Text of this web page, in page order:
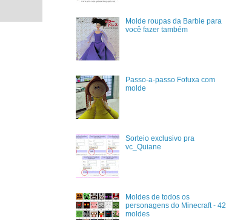
Molde roupas da Barbie para
você fazer também
Passo-a-passo Fofuxa com
molde
Sorteio exclusivo pra
vc_Quiane
Moldes de todos os
personagens do Minecraft - 42
moldes